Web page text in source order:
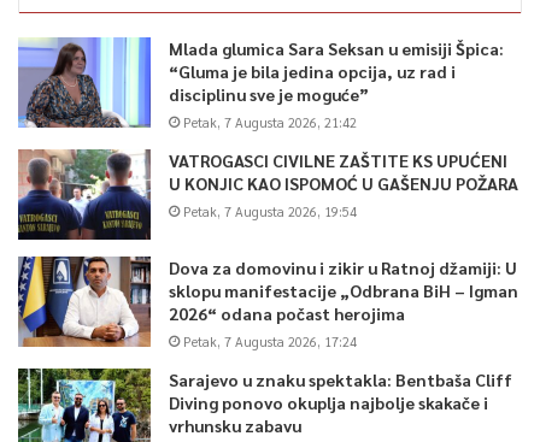
Mlada glumica Sara Seksan u emisiji Špica:
“Gluma je bila jedina opcija, uz rad i
disciplinu sve je moguće”
Petak, 7 Augusta 2026, 21:42
VATROGASCI CIVILNE ZAŠTITE KS UPUĆENI
U KONJIC KAO ISPOMOĆ U GAŠENJU POŽARA
Petak, 7 Augusta 2026, 19:54
Dova za domovinu i zikir u Ratnoj džamiji: U
sklopu manifestacije „Odbrana BiH – Igman
2026“ odana počast herojima
Petak, 7 Augusta 2026, 17:24
Sarajevo u znaku spektakla: Bentbaša Cliff
Diving ponovo okuplja najbolje skakače i
vrhunsku zabavu